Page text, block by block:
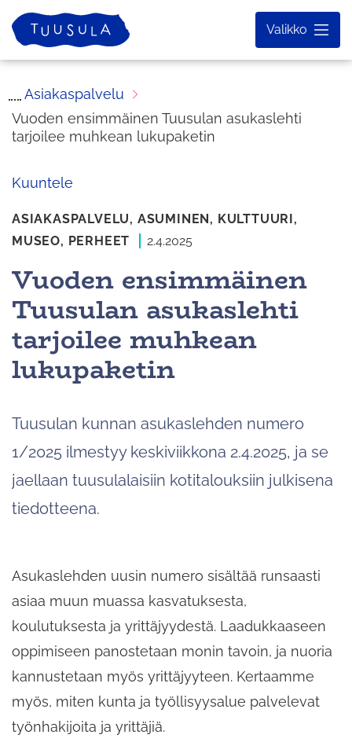
Siirry
sisältöön
Etusivu
Valikko
Asiakaspalvelu
Vuoden ensimmäinen Tuusulan asukaslehti
tarjoilee muhkean lukupaketin
Kuuntele
ASIAKASPALVELU, ASUMINEN, KULTTUURI,
MUSEO, PERHEET 2.4.2025
Vuoden ensimmäinen
Tuusulan asukaslehti
tarjoilee muhkean
lukupaketin
Tuusulan kunnan asukaslehden numero
1/2025 ilmestyy keskiviikkona 2.4.2025, ja se
jaellaan tuusulalaisiin kotitalouksiin julkisena
tiedotteena.
Asukaslehden uusin numero sisältää runsaasti
asiaa muun muassa kasvatuksesta,
koulutuksesta ja yrittäjyydestä. Laadukkaaseen
oppimiseen panostetaan monin tavoin, ja nuoria
kannustetaan myös yrittäjyyteen. Kertaamme
myös, miten kunta ja työllisyysalue palvelevat
työnhakijoita ja yrittäjiä.